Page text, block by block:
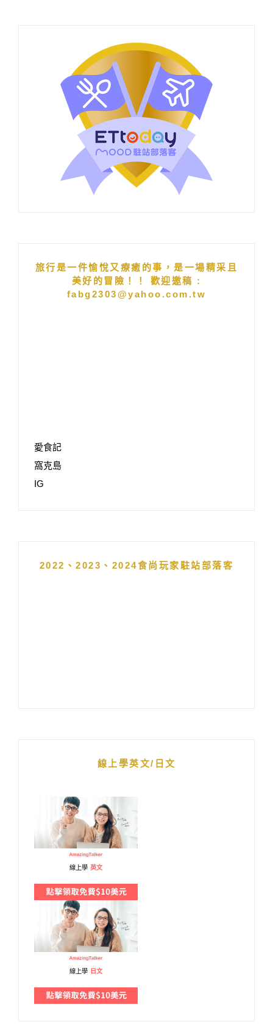
旅行是一件愉悅又療癒的事，是一場精采且
美好的冒險！！ 歡迎邀稿 :
fabg2303@yahoo.com.tw
愛食記
窩克島
IG
2022、2023、2024食尚玩家駐站部落客
線上學英文/日文
線上學 英文
線上學 日文